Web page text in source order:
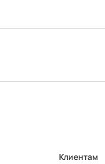
Клиентам